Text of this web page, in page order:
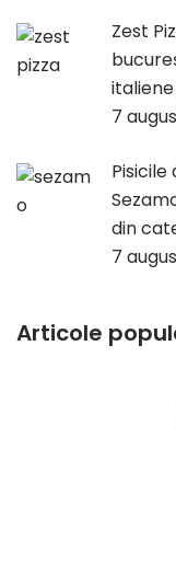
Zest
7
din
7
Articole